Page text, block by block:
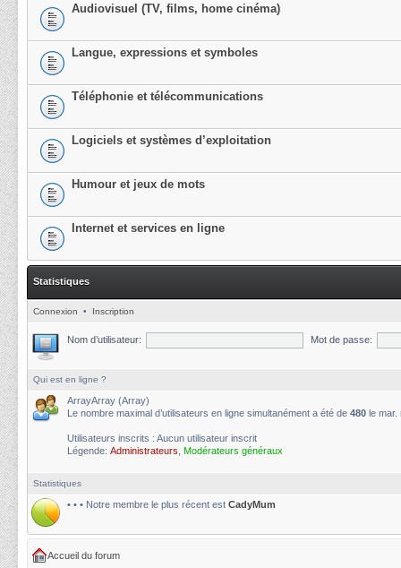
Audiovisuel (TV, films, home cinéma)
Langue, expressions et symboles
Téléphonie et télécommunications
Logiciels et systèmes d’exploitation
Humour et jeux de mots
Internet et services en ligne
Statistiques
Connexion • Inscription
Nom d’utilisateur: Mot de passe:
Qui est en ligne ?
ArrayArray (Array)
Le nombre maximal d’utilisateurs en ligne simultanément a été de 480 le mar.
Utilisateurs inscrits : Aucun utilisateur inscrit
Légende: Administrateurs Modérateurs généraux
Statistiques
• • • Notre membre le plus récent est CadyMum
Accueil du forum